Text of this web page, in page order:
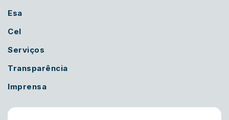
Esa
Cel
Serviços
Transparência
Imprensa